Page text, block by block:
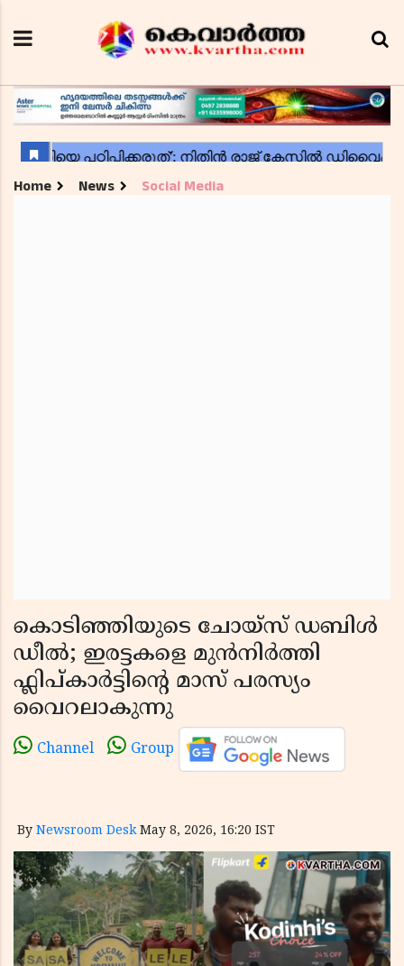
Home News Social Media
കൊടിഞ്ഞിയുടെ ചോയ്‌സ് ഡബിൾ
ഡീൽ; ഇരട്ടകളെ മുൻനിർത്തി
ഫ്ലിപ്കാർട്ടിൻ്റെ മാസ് പരസ്യം
വൈറലാകുന്നു
Channel Group
By Newsroom Desk May 8, 2026, 16:20 IST